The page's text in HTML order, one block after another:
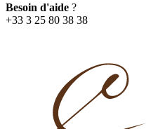
Besoin d'aide ?
+33 3 25 80 38 38